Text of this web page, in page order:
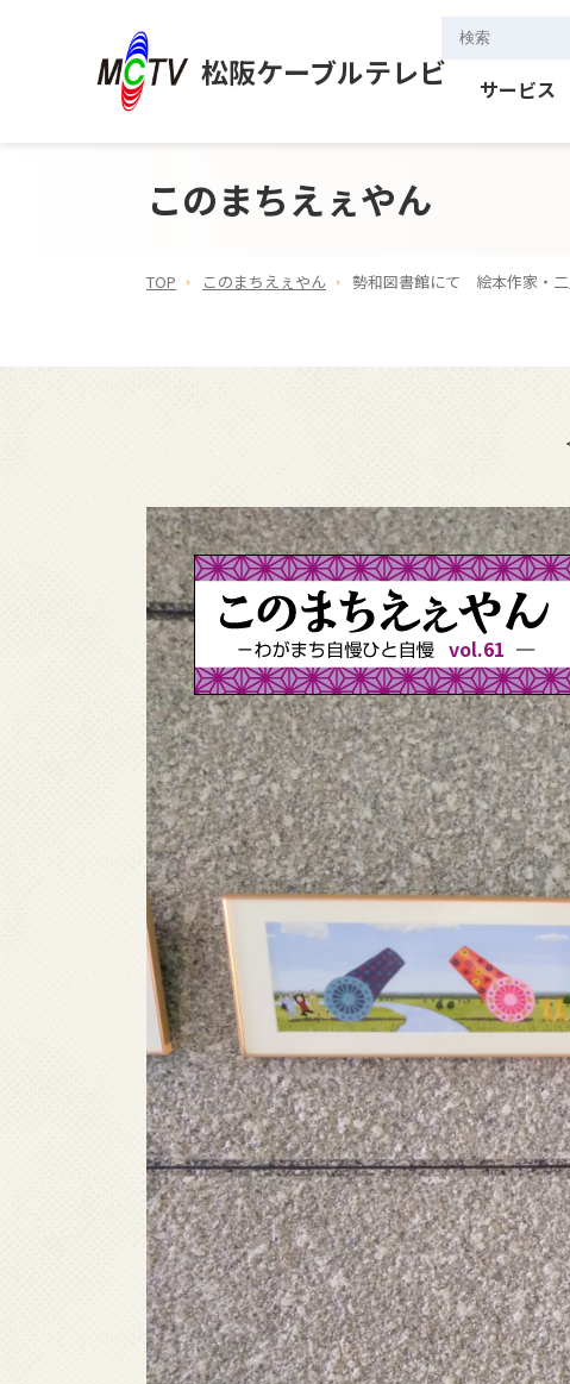
松阪ケーブルテレビ サービス
このまちえぇやん
TOP このまちえぇやん 勢和図書館にて 絵本作家・
vol.61